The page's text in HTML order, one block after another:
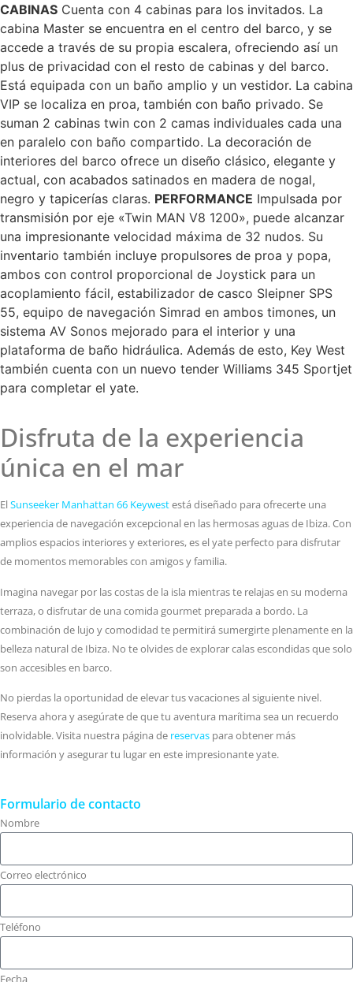
CABINAS Cuenta con 4 cabinas para los invitados. La
cabina Master se encuentra en el centro del barco, y se
accede a través de su propia escalera, ofreciendo así un
plus de privacidad con el resto de cabinas y del barco.
Está equipada con un baño amplio y un vestidor. La cabina
VIP se localiza en proa, también con baño privado. Se
suman 2 cabinas twin con 2 camas individuales cada una
en paralelo con baño compartido. La decoración de
interiores del barco ofrece un diseño clásico, elegante y
actual, con acabados satinados en madera de nogal,
negro y tapicerías claras. PERFORMANCE Impulsada por
transmisión por eje «Twin MAN V8 1200», puede alcanzar
una impresionante velocidad máxima de 32 nudos. Su
inventario también incluye propulsores de proa y popa,
ambos con control proporcional de Joystick para un
acoplamiento fácil, estabilizador de casco Sleipner SPS
55, equipo de navegación Simrad en ambos timones, un
sistema AV Sonos mejorado para el interior y una
plataforma de baño hidráulica. Además de esto, Key West
también cuenta con un nuevo tender Williams 345 Sportjet
para completar el yate.
Disfruta de la experiencia
única en el mar
ElSunseeker Manhattan 66 Keywestestá diseñado para ofrecerte una
experiencia de navegación excepcional en las hermosas aguas de Ibiza. Con
amplios espacios interiores y exteriores, es el yate perfecto para disfrutar
de momentos memorables con amigos y familia.
Imagina navegar por las costas de la isla mientras te relajas en su moderna
terraza, o disfrutar de una comida gourmet preparada a bordo. La
combinación de lujo y comodidad te permitirá sumergirte plenamente en la
belleza natural de Ibiza. No te olvides de explorar calas escondidas que solo
son accesibles en barco.
No pierdas la oportunidad de elevar tus vacaciones al siguiente nivel.
Reserva ahora y asegúrate de que tu aventura marítima sea un recuerdo
inolvidable. Visita nuestra página de reservas para obtener más
información y asegurar tu lugar en este impresionante yate.
Formulario de contacto
Nombre
Correo electrónico
Teléfono
Fecha